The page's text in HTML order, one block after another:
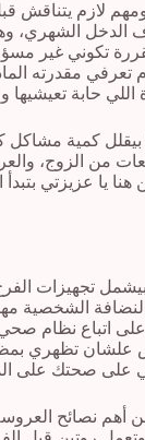
لازم يتناقش
الدخل الشهري،
تكوني غير
تعرفي مقدرته
حابة تعيشيها
بيقلل كمية مشاكل
من الزوج،
يا عزيزتي
تجهيزات
الشخصية
اتباع نظام صحي
علشان تظهري
على صحتك على
نصائح العروسة